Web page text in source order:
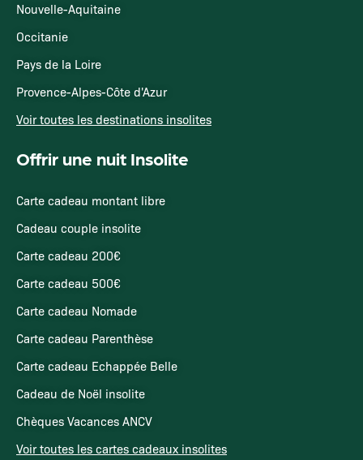
Nouvelle-Aquitaine
Occitanie
Pays de la Loire
Provence-Alpes-Côte d'Azur
Voir toutes les destinations insolites
Offrir une nuit Insolite
Carte cadeau montant libre
Cadeau couple insolite
Carte cadeau 200€
Carte cadeau 500€
Carte cadeau Nomade
Carte cadeau Parenthèse
Carte cadeau Echappée Belle
Cadeau de Noël insolite
Chèques Vacances ANCV
Voir toutes les cartes cadeaux insolites